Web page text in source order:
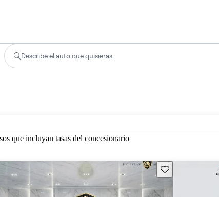
Describe el auto que quisieras
que incluyan tasas del concesionario
este Aviso Guarda este Aviso